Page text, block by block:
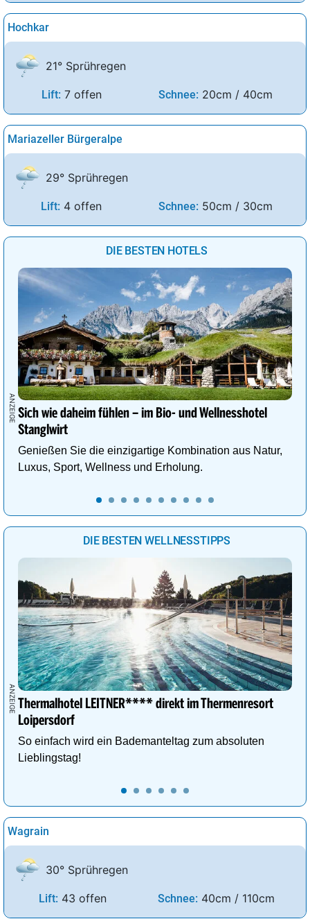
Hochkar
21° Sprühregen
Lift: 7 offen Schnee: 20cm / 40cm
Mariazeller Bürgeralpe
29° Sprühregen
Lift: 4 offen Schnee: 50cm / 30cm
DIE BESTEN HOTELS
Sich wie daheim fühlen – im Bio- und Wellnesshotel
Stanglwirt
Genießen Sie die einzigartige Kombination aus Natur,
Luxus, Sport, Wellness und Erholung.
DIE BESTEN WELLNESSTIPPS
Thermalhotel LEITNER**** direkt im Thermenresort
Loipersdorf
So einfach wird ein Bademanteltag zum absoluten
Lieblingstag!
Wagrain
30° Sprühregen
Lift: 43 offen Schnee: 40cm / 110cm